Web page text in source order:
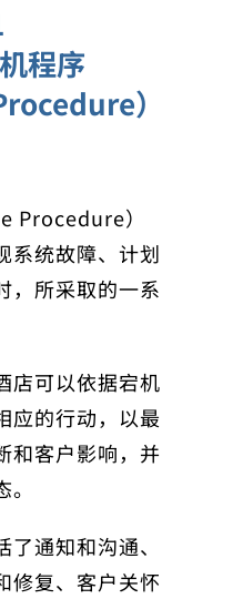
程序
）
Procedure）
系统故障、计划
，所采取的一系
店可以依据宕机
应的行动，以最
和客户影响，并
通知和沟通、
修复、客户关怀